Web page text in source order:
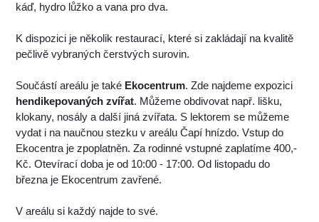
káď, hydro lůžko a vana pro dva.
K dispozici je několik restaurací, které si zakládají na kvalitě
pečlivě vybraných čerstvých surovin.
Součástí areálu je také Ekocentrum. Zde najdeme expozici
hendikepovaných zvířat. Můžeme obdivovat např. lišku,
klokany, nosály a další jiná zvířata. S lektorem se můžeme
vydat i na naučnou stezku v areálu Čapí hnízdo. Vstup do
Ekocentra je zpoplatněn. Za rodinné vstupné zaplatíme 400,-
Kč. Otevírací doba je od 10:00 - 17:00. Od listopadu do
března je Ekocentrum zavřené.
V areálu si každý najde to své.